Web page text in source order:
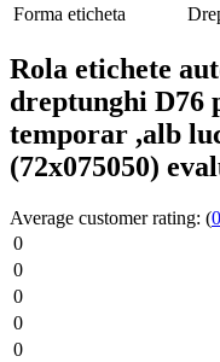
Forma eticheta
Rola etichete
dreptunghi D76
temporar ,alb
(72x075050)
Average customer rating: (0
0
0
0
0
0